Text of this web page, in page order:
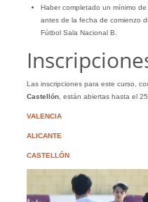
Haber completado un mínimo
antes de la fecha de comienzo
Fútbol Sala Nacional B.
Las inscripciones para este curso,
Castellón, están abiertas hasta el
VALENCIA
ALICANTE
CASTELLÓN